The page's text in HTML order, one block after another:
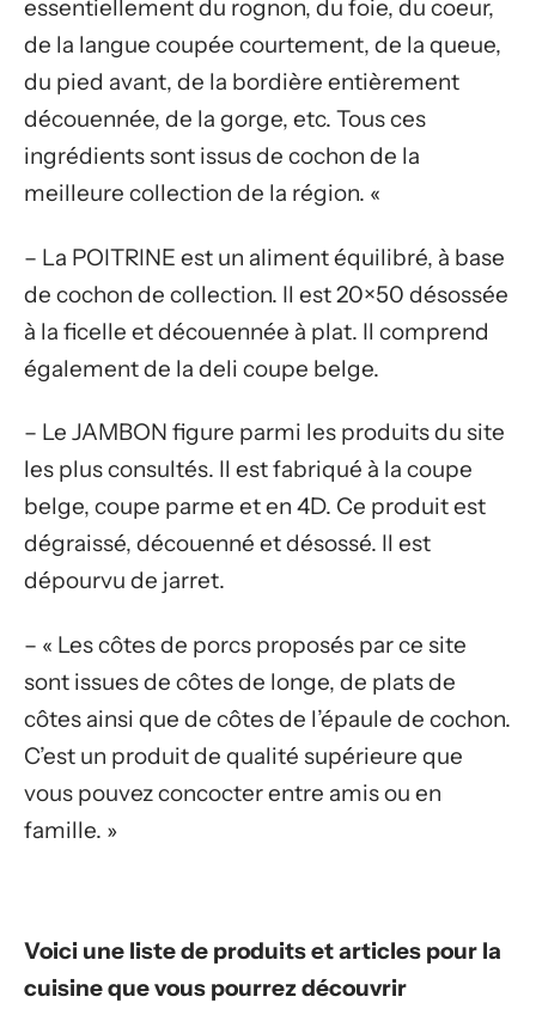
essentiellement du rognon, du foie, du coeur,
de la langue coupée courtement, de la queue,
du pied avant, de la bordière entièrement
découennée, de la gorge, etc. Tous ces
ingrédients sont issus de cochon de la
meilleure collection de la région. «
– La POITRINE est un aliment équilibré, à base
de cochon de collection. Il est 20×50 désossée
à la ficelle et découennée à plat. Il comprend
également de la deli coupe belge.
– Le JAMBON figure parmi les produits du site
les plus consultés. Il est fabriqué à la coupe
belge, coupe parme et en 4D. Ce produit est
dégraissé, découenné et désossé. Il est
dépourvu de jarret.
– « Les côtes de porcs proposés par ce site
sont issues de côtes de longe, de plats de
côtes ainsi que de côtes de l’épaule de cochon.
C’est un produit de qualité supérieure que
vous pouvez concocter entre amis ou en
famille. »
Voici une liste de produits et articles pour la
cuisine que vous pourrez découvrir